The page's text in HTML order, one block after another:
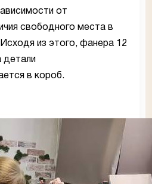
от
свободного места в
из этого, фанера 12
детали
в короб.